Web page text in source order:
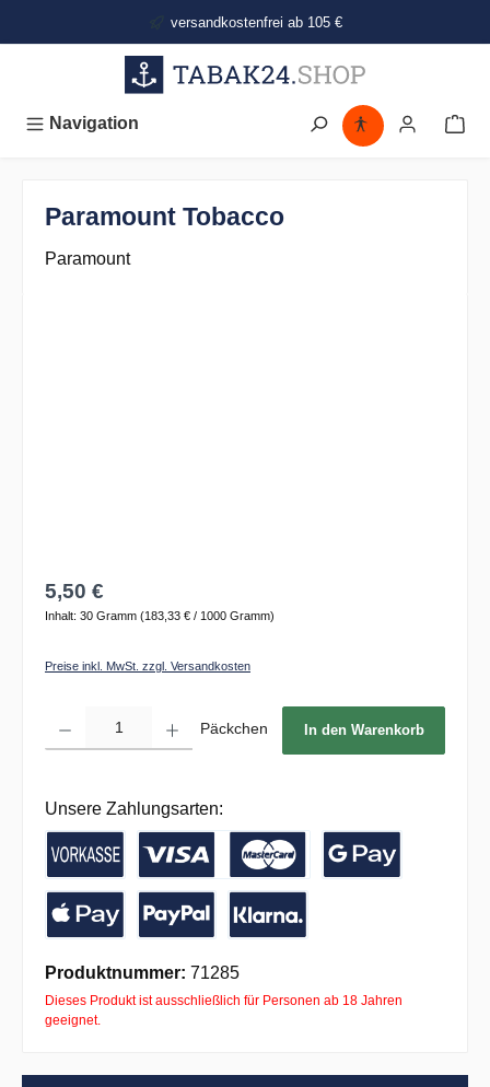
versandkostenfrei ab 105 €
Navigation
Paramount Tobacco
Paramount
5,50 €
Inhalt: 30 Gramm (183,33 € / 1000 Gramm)
Preise inkl. MwSt. zzgl. Versandkosten
Päckchen In den Warenkorb
Unsere Zahlungsarten:
Vorkasse / Banküberweisung
Kreditkarte
Produktnummer: 71285
Dieses Produkt ist ausschließlich für Personen ab 18 Jahren
geeignet.